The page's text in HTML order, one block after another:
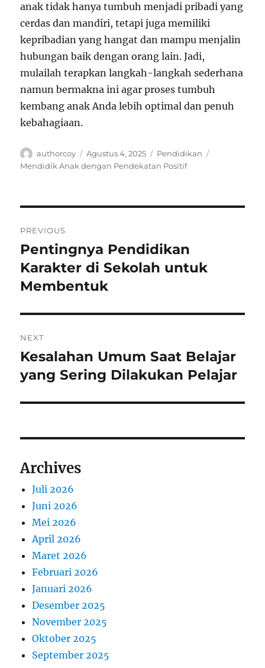
anak tidak hanya tumbuh menjadi pribadi yang
cerdas dan mandiri, tetapi juga memiliki
kepribadian yang hangat dan mampu menjalin
hubungan baik dengan orang lain. Jadi,
mulailah terapkan langkah-langkah sederhana
namun bermakna ini agar proses tumbuh
kembang anak Anda lebih optimal dan penuh
kebahagiaan.
Author
authorcoy
Posted
on
Agustus 4, 2025 Categories
Pendidikan
Mendidik Anak dengan Pendekatan Positif
pos
PREVIOUS
Previous
post:
Pentingnya Pendidikan
Karakter di Sekolah untuk
Membentuk
NEXT
Next
post:
Kesalahan Umum Saat Belajar
yang Sering Dilakukan Pelajar
Archives
Juli 2026
Juni 2026
Mei 2026
April 2026
Maret 2026
Februari 2026
Januari 2026
Desember 2025
November 2025
Oktober 2025
September 2025